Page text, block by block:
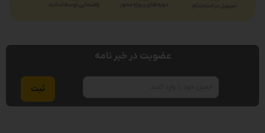
عضویت در خبر نامه